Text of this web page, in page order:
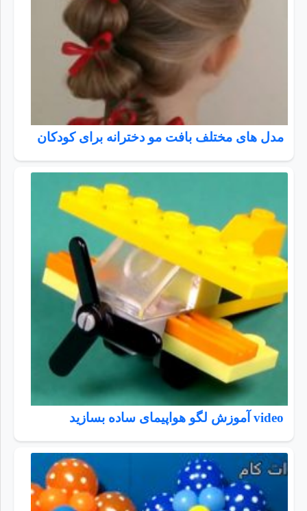
مدل های مختلف بافت مو دخترانه برای کودکان
video آموزش لگو هواپیمای ساده بسازید